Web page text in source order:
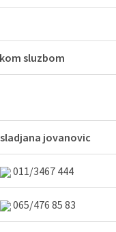
sluzbom
sladjana jovanovic
011/3467 444
065/476 85 83